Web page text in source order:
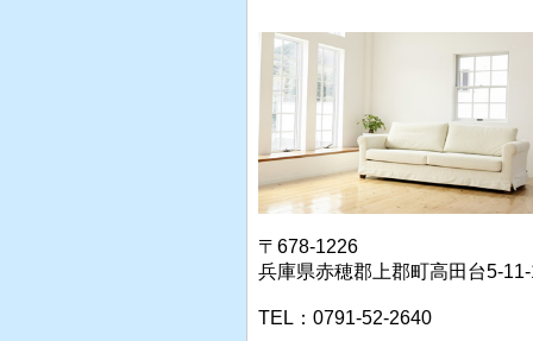
〒678-1226
兵庫県赤穂郡上郡町高田台5-
TEL：0791-52-2640